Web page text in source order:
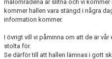
målområdena är slitna och vi
kommer hallen vara stängd i några
information kommer.
I övrigt vill vi påminna om att de är
stolta för.
Se därför till att hallen lämnas i gott